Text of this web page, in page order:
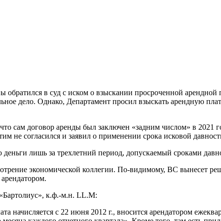
в суд с иском о взыскании просроченной
дело. Однако, Департамент просил взыскать арендную
сам договор аренды был заключен «задним числом» в 2021
не согласился и заявил о применении срока исковой
лишь за трехлетний период, допускаемый сроками
экономической коллегии. По-видимому, ВС вынесет
к.ф.-м.н. LL.M:
начисляется с 22 июня 2012 г., вносится арендатором